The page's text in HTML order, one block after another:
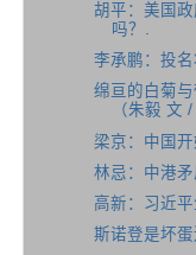
胡平：美国
吗？.
李承鹏：投名
绵亘的白菊
（朱毅 文
梁京：中国开
林忌：中港
高新：习近
斯诺登是坏蛋